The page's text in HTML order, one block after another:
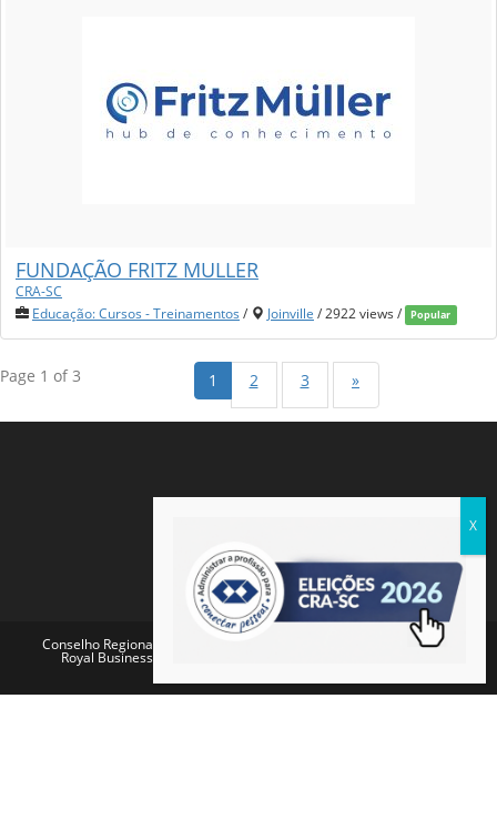
FUNDAÇÃO FRITZ MULLER
CRA-SC
Educação: Cursos - Treinamentos / Joinville / 2922 views / Popular
Page 1 of 3 1 2 3 »
Conselho Regional de Administração de Santa Catarina - Endereço:
Royal Business Center - Av. Pref. Osmar Cunha, 260 - Centro,